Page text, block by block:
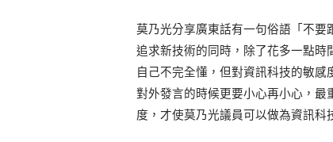
莫乃光分享廣東話有一句俗語「不要
追求新技術的同時，除了花多一點時
自己不完全懂，但對資訊科技的敏
對外發言的時候更要小心再小心，最
度，才使莫乃光議員可以做為資訊科